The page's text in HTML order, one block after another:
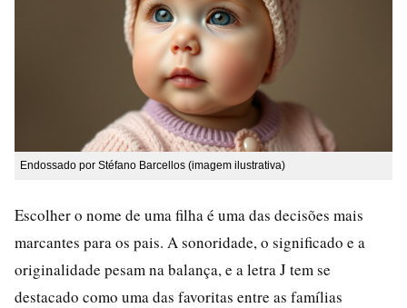
Endossado por Stéfano Barcellos (imagem ilustrativa)
Escolher o nome de uma filha é uma das decisões mais
marcantes para os pais. A sonoridade, o significado e a
originalidade pesam na balança, e a letra J tem se
destacado como uma das favoritas entre as famílias